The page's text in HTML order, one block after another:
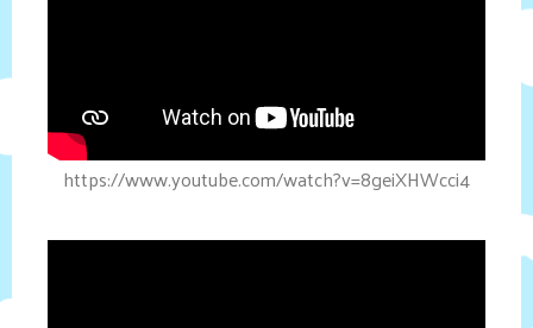
https://www.youtube.com/watch?v=8geiXHWcci4